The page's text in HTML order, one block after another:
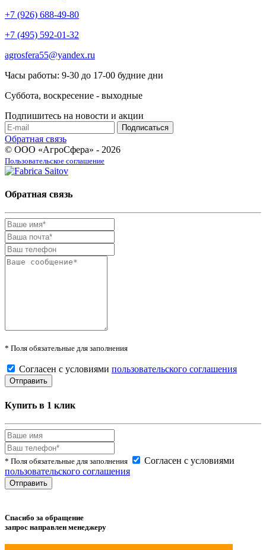
+7 (926) 688-49-80
+7 (495) 592-01-32
agrosfera55@yandex.ru
Часы работы: 9-30 до 17-00 будние дни
Суббота, воскресение - выходные
Подпишитесь на новости и акции
Обратная связь
© ООО «АгроСфера» - 2026
Пользовательское соглашение
Обратная связь
* Поля обязательные для заполнения
Согласен с условиями пользовательского соглашения
Купить в 1 клик
* Поля обязательные для заполнения
Согласен с условиями
пользовательского соглашения
Спасибо за обращение
запрос направлен менеджеру